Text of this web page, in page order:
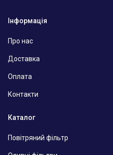
Інформація
Про нас
Доставка
Оплата
Контакти
Каталог
Повітряний фільтр